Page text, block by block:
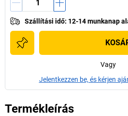
Szállítási idő: 12-14 munkanap
Vagy
Jelentkezzen be, és kérjen
Termékleírás